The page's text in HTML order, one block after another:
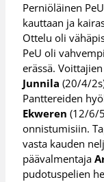
Perniöläinen
kauttaan ja
Ottelu oli
PeU oli
erässä.
Junnila (20/4/
Panttereiden
Ekweren (12/6/
onnistumisiin.
vasta kauden
päävalmentaja
pudotuspelien